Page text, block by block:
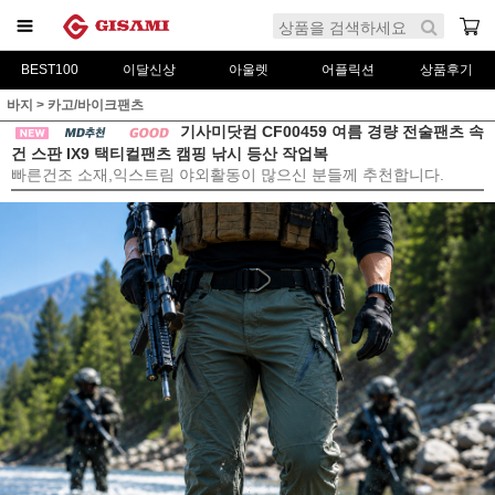
BEST100 이달신상 아울렛 어플릭션 상품후기
바지 > 카고/바이크팬츠
기사미닷컴 CF00459 여름 경량 전술팬츠 속
건 스판 IX9 택티컬팬츠 캠핑 낚시 등산 작업복
빠른건조 소재,익스트림 야외활동이 많으신 분들께 추천합니다.